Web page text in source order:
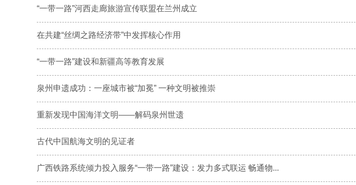
“一带一路”河西走廊旅游宣传联盟在兰州成立
在共建“丝绸之路经济带”中发挥核心作用
“一带一路”建设和新疆高等教育发展
泉州申遗成功：一座城市被“加冕” 一种文明被推崇
重新发现中国海洋文明——解码泉州世遗
古代中国航海文明的见证者
广西铁路系统倾力投入服务“一带一路”建设：发力多式联运 畅通物...